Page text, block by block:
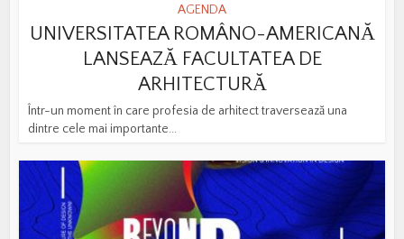
AGENDA
UNIVERSITATEA ROMÂNO-AMERICANĂ
LANSEAZĂ FACULTATEA DE
ARHITECTURĂ
Într-un moment în care profesia de arhitect traversează una
dintre cele mai importante...